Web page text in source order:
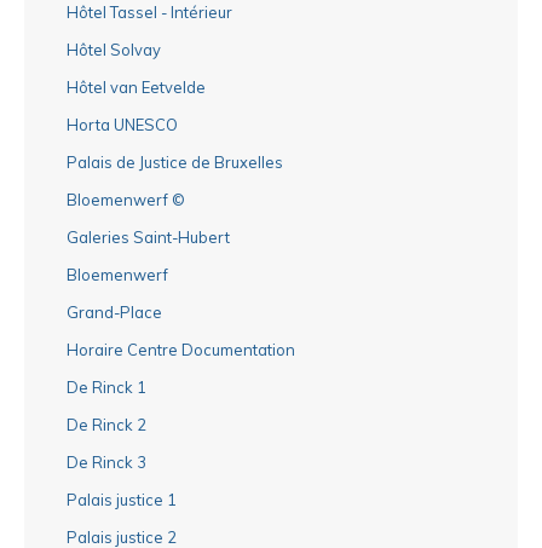
Hôtel Tassel - Intérieur
Hôtel Solvay
Hôtel van Eetvelde
Horta UNESCO
Palais de Justice de Bruxelles
Bloemenwerf ©
Galeries Saint-Hubert
Bloemenwerf
Grand-Place
Horaire Centre Documentation
De Rinck 1
De Rinck 2
De Rinck 3
Palais justice 1
Palais justice 2